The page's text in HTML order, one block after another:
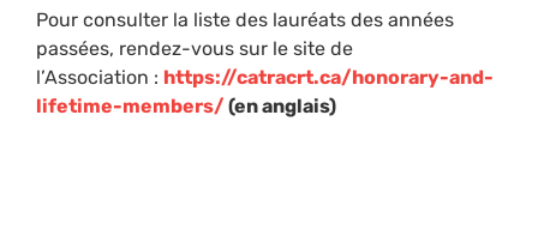
Pour consulter la liste des lauréats des années
passées, rendez-vous sur le site de
l’Association : https://catracrt.ca/honorary-and-
lifetime-members/ (en anglais)